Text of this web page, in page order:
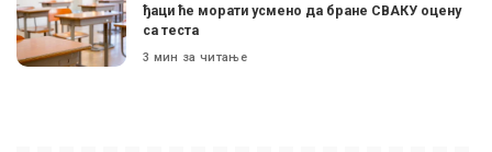
ђаци ће морати усмено да бране СВАКУ оцену
са теста
3 мин за читање